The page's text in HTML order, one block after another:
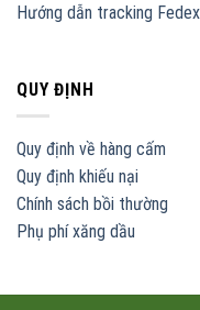
Hướng dẫn tracking Fedex
QUY ĐỊNH
Quy định về hàng cấm
Quy định khiếu nại
Chính sách bồi thường
Phụ phí xăng dầu